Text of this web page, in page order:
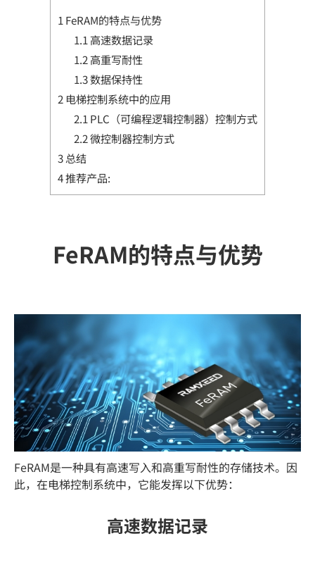
1 FeRAM的特点与优势
1.1 高速数据记录
1.2高重写耐性
1.3数据保持性
2 电梯控制系统中的应用
2.1 PLC（可编程逻辑控制器）控制方式
2.2微控制器控制方式
3总结
4推荐产品:
FeRAM的特点与优势
FeRAM是一种具有高速写入和高重写耐性的存储技术。因
此，在电梯控制系统中，它能发挥以下优势：
高速数据记录